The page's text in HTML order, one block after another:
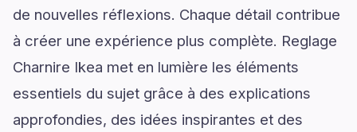
de nouvelles réflexions. Chaque détail contribue
à créer une expérience plus complète. Reglage
Charnire Ikea met en lumière les éléments
essentiels du sujet grâce à des explications
approfondies, des idées inspirantes et des